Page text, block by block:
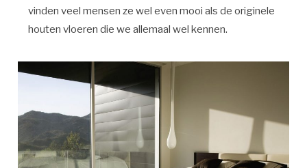
vinden veel mensen ze wel even mooi als de originele
houten vloeren die we allemaal wel kennen.